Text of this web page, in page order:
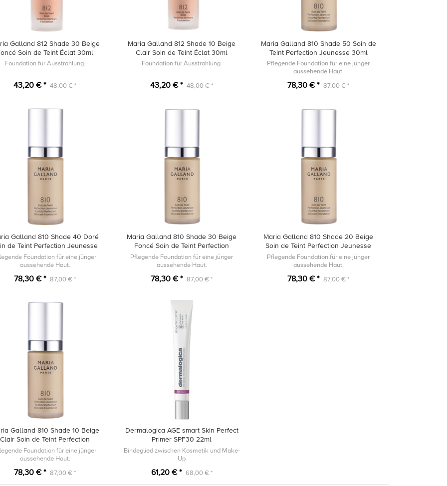
Galland 812 Shade 30 Beige
Soin de Teint Éclat 30ml
Foundation für Ausstrahlung.
43,20 € * 48,00 € *
Maria Galland 812 Shade 10 Beige
Clair Soin de Teint Éclat 30ml
Foundation für Ausstrahlung.
43,20 € * 48,00 € *
Maria Galland 810 Shade 50 Soin de
Teint Perfection Jeunesse 30ml
Pflegende Foundation für eine jünger
aussehende Haut.
78,30 € * 87,00 € *
Galland 810 Shade 40 Doré
de Teint Perfection Jeunesse
30ml
Foundation für eine jünger
aussehende Haut.
78,30 € * 87,00 € *
Maria Galland 810 Shade 30 Beige
Foncé Soin de Teint Perfection
Jeunesse 30ml
Pflegende Foundation für eine jünger
aussehende Haut.
78,30 € * 87,00 € *
Maria Galland 810 Shade 20 Beige
Soin de Teint Perfection Jeunesse
30ml
Pflegende Foundation für eine jünger
aussehende Haut.
78,30 € * 87,00 € *
Galland 810 Shade 10 Beige
Clair Soin de Teint Perfection
Jeunesse 30ml
Foundation für eine jünger
aussehende Haut.
78,30 € * 87,00 € *
Dermalogica AGE smart Skin Perfect
Primer SPF30 22ml
Bindeglied zwischen Kosmetik und Make-
Up
61,20 € * 68,00 € *